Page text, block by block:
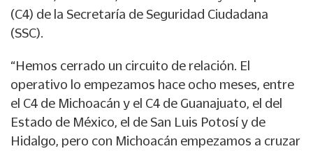
(C4) de la Secretaría de Seguridad Ciudadana
(SSC).
“Hemos cerrado un circuito de relación. El
operativo lo empezamos hace ocho meses, entre
el C4 de Michoacán y el C4 de Guanajuato, el del
Estado de México, el de San Luis Potosí y de
Hidalgo, pero con Michoacán empezamos a cruzar